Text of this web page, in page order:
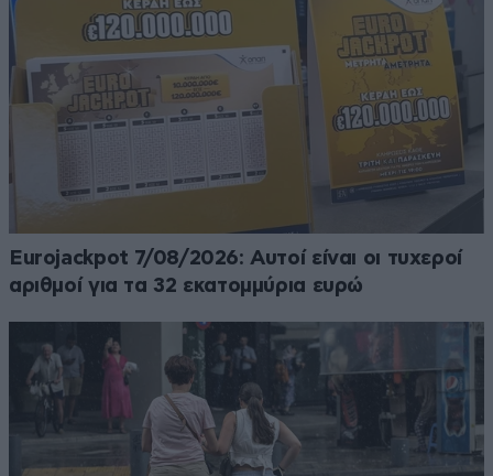
Eurojackpot 7/08/2026: Αυτοί είναι οι τυχεροί
αριθμοί για τα 32 εκατομμύρια ευρώ